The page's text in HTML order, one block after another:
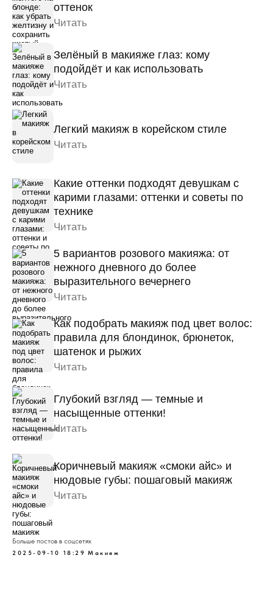
оттенок
Читать
Зелёный в макияже глаз: кому
подойдёт и как использовать
Читать
Легкий макияж в корейском стиле
Читать
Какие оттенки подходят девушкам с
карими глазами: оттенки и советы по
технике
Читать
5 вариантов розового макияжа: от
нежного дневного до более
выразительного вечернего
Читать
Как подобрать макияж под цвет волос:
правила для блондинок, брюнеток,
шатенок и рыжих
Читать
Глубокий взгляд — темные и
насыщенные оттенки!
Читать
Коричневый макияж «смоки айс» и
нюдовые губы: пошаговый макияж
Читать
Больше постов в соцсетях
2025-09-10 18:29 Макияж